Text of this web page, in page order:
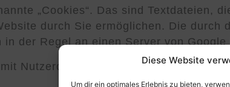
Diese Website
Um dir ein optimales Erlebnis zu bieten,
„Cookies“. Das sind Textdateien,
durch Sie ermöglichen. Die durch
der Regel an einen Server von
Nutzerdaten bei Google Analytics